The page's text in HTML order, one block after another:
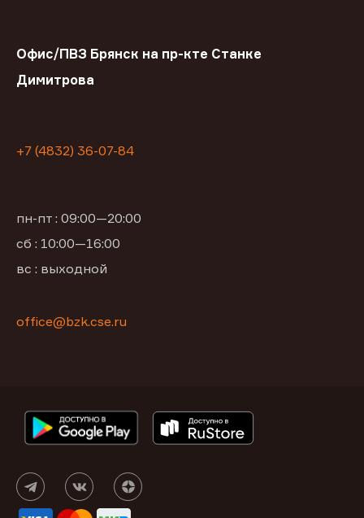
Офис/ПВЗ Брянск на пр-кте Станке
Димитрова
+7 (4832) 36-07-84
пн-пт : 09:00—20:00
сб : 10:00—16:00
вс : выходной
office@bzk.cse.ru